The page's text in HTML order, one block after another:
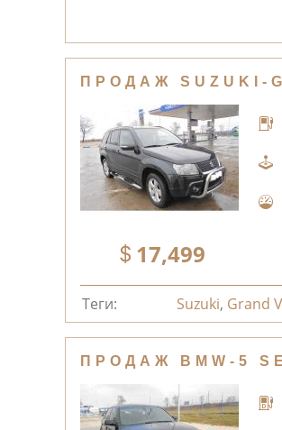
ПРОДАЖ SUZUKI-
17,499
Теги: Suzuki, Grand
ПРОДАЖ BMW-5